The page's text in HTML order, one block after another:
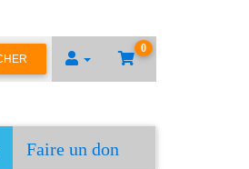
0
Faire un don